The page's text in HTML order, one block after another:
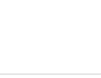
m², deux salles d'eau,